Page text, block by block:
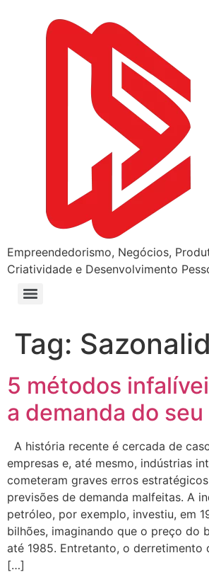
Empreendedorismo, Negócios,
Criatividade e Desenvolvimento
Tag:
5 métodos
a demanda do
A história recente é cercada de
empresas e, até mesmo, indústrias
cometeram graves erros
previsões de demanda malfeitas. A
petróleo, por exemplo, investiu, em
bilhões, imaginando que o preço do
até 1985. Entretanto, o derretimento
[…]